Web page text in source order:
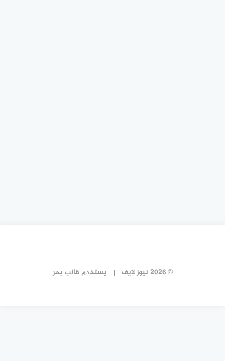
© 2026 نيوز لايف يستخدم قالب بحر